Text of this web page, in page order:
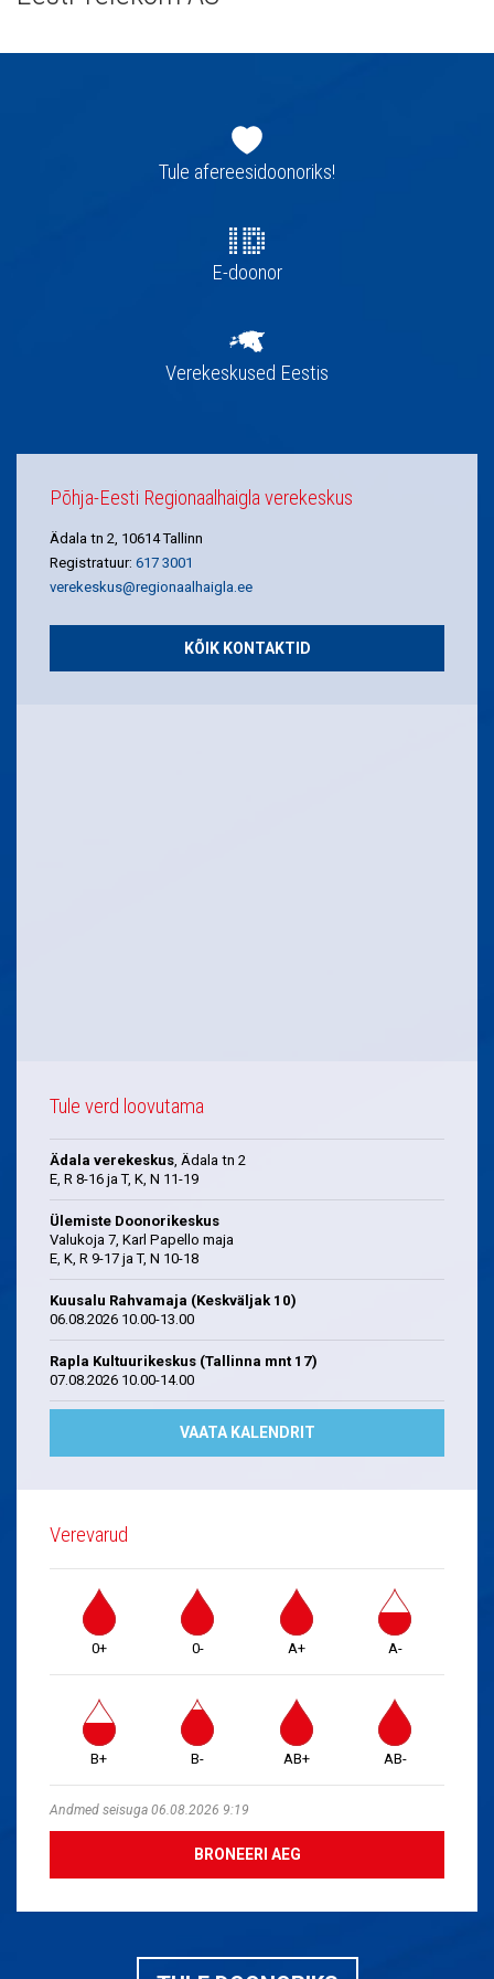
navigatsioonTule afereesidoonoriks!
E-doonor
Verekeskused Eestis
Põhja-Eesti Regionaalhaigla verekeskus
Ädala tn 2, 10614 Tallinn
Registratuur: 617 3001
verekeskus@regionaalhaigla.ee
KÕIK KONTAKTID
Tule verd loovutama
Ädala verekeskus, Ädala tn 2
E, R 8-16 ja T, K, N 11-19
Ülemiste Doonorikeskus
Valukoja 7, Karl Papello maja
E, K, R 9-17 ja T, N 10-18
Kuusalu Rahvamaja (Keskväljak 10)
06.08.2026 10.00-13.00
Rapla Kultuurikeskus (Tallinna mnt 17)
07.08.2026 10.00-14.00
VAATA KALENDRIT
Verevarud
0+ 0- A+ A-
B+ B- AB+ AB-
Andmed seisuga 06.08.2026 9:19
BRONEERI AEG